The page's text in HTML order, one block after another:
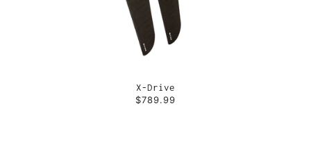
X-Drive
$789.99